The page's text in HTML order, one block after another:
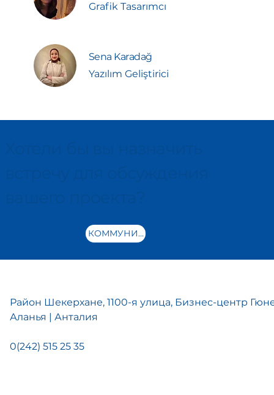
Grafik Tasarımcı
Sena Karadağ
Yazılım Geliştirici
КОММУНИКАЦИЯ
Район Шекерхане, 1100-я улица, Бизнес-центр
Аланья | Анталия
0(242) 515 25 35